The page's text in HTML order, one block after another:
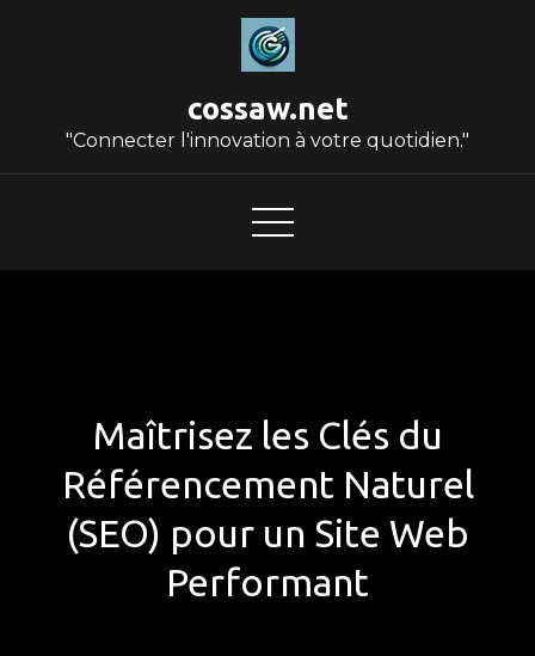
cossaw.net
"Connecter l'innovation à votre quotidien."
Maîtrisez les Clés du
Référencement Naturel
(SEO) pour un Site Web
Performant